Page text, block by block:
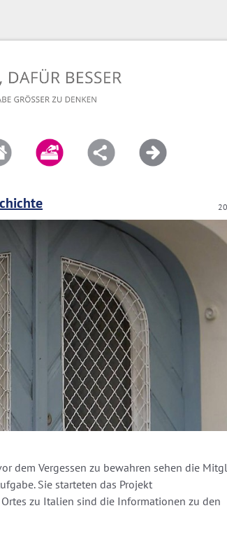
dem Vergessen zu bewahren sehen die
Sie starteten das Projekt
zu Italien sind die Informationen zu den